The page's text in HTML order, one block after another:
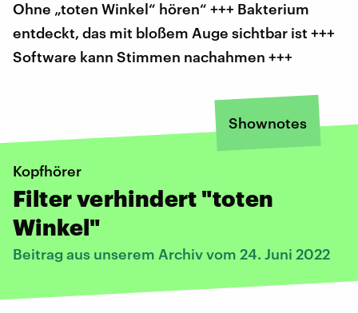
Ohne „toten Winkel“ hören“ +++ Bakterium
entdeckt, das mit bloßem Auge sichtbar ist +++
Software kann Stimmen nachahmen +++
Shownotes
Kopfhörer
Filter verhindert "toten
Winkel"
Beitrag aus unserem Archiv vom 24. Juni 2022